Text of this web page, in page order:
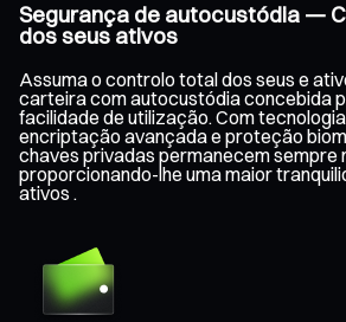
Segurança de autocustódia —
dos seus ativos
Assuma o controlo total dos seus e
carteira com autocustódia concebida
facilidade de utilização. Com
encriptação avançada e proteção
chaves privadas permanecem sempre
proporcionando-lhe uma maior
ativos .